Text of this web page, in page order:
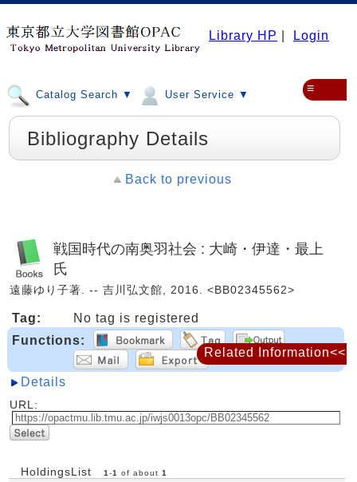
Library HP Login
Catalog Search ▼ User Service ▼ ≡
Bibliography Details
Back to previous
戦国時代の南奥羽社会 : 大崎・伊達・最上
氏
遠藤ゆり子著. -- 吉川弘文館, 2016. <BB02345562>
Tag:
No tag is registered
Functions:
Details
URL:
HoldingsList 1 -1 of about 1
Related Information<<